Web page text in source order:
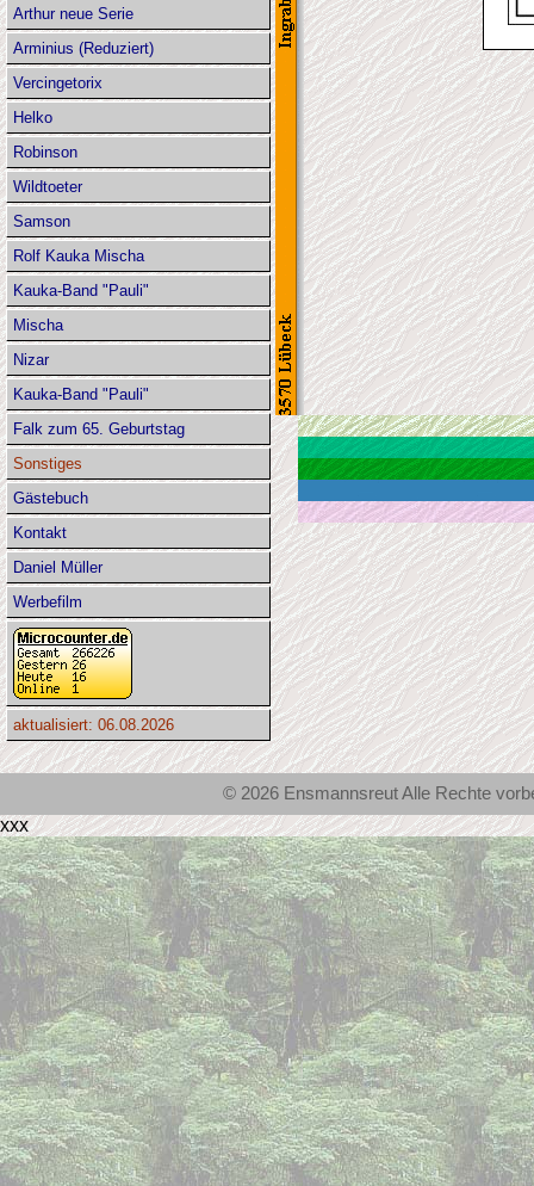
Arthur neue Serie
Arminius (Reduziert)
Vercingetorix
Helko
Robinson
Wildtoeter
Samson
Rolf Kauka Mischa
Kauka-Band "Pauli"
Mischa
Nizar
Kauka-Band "Pauli"
Falk zum 65. Geburtstag
Sonstiges
Gästebuch
Kontakt
Daniel Müller
Werbefilm
aktualisiert: 06.08.2026
© 2026 Ensmannsreut Alle Rechte
xxx